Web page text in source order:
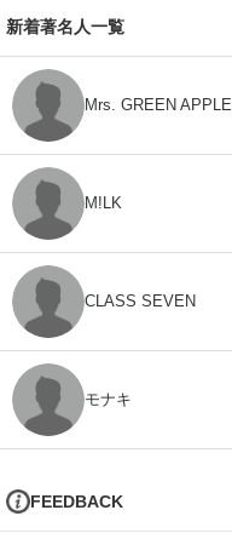
新着著名人一覧
Mrs. GREEN APPLE
M!LK
CLASS SEVEN
モナキ
FEEDBACK